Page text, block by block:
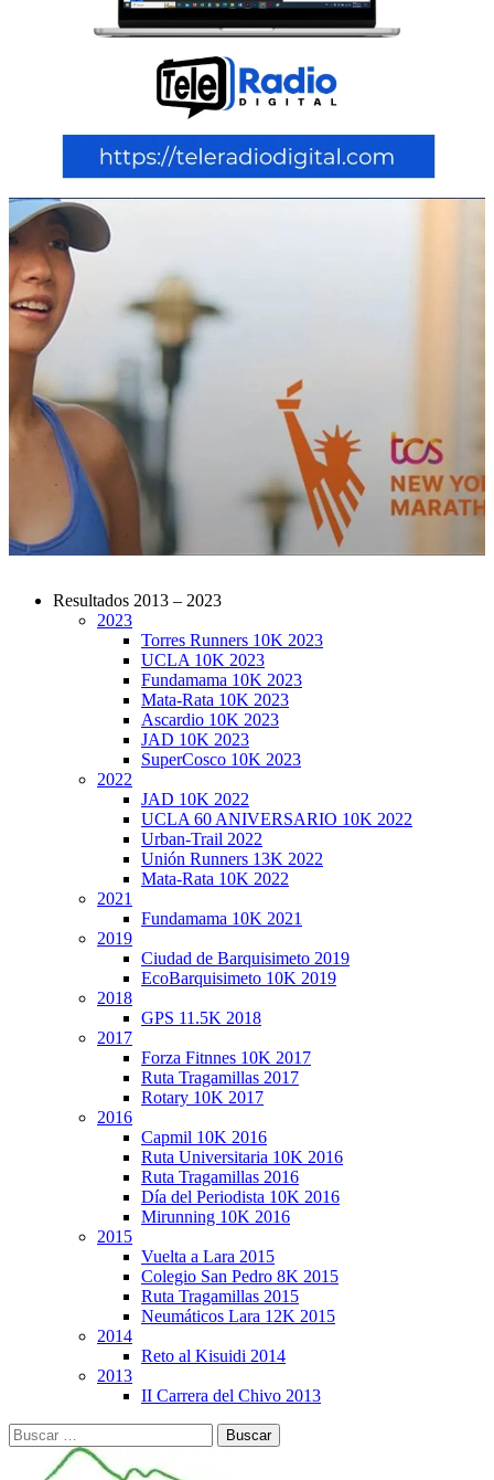
CarreraPro – Organización de eventos
deportivos
Resultados 2013 – 2023
2023
Torres Runners 10K 2023
UCLA 10K 2023
Fundamama 10K 2023
Mata-Rata 10K 2023
Ascardio 10K 2023
JAD 10K 2023
SuperCosco 10K 2023
2022
JAD 10K 2022
UCLA 60 ANIVERSARIO 10K 2022
Urban-Trail 2022
Unión Runners 13K 2022
Mata-Rata 10K 2022
2021
Fundamama 10K 2021
2019
Ciudad de Barquisimeto 2019
EcoBarquisimeto 10K 2019
2018
GPS 11.5K 2018
2017
Forza Fitnnes 10K 2017
Ruta Tragamillas 2017
Rotary 10K 2017
2016
Capmil 10K 2016
Ruta Universitaria 10K 2016
Ruta Tragamillas 2016
Día del Periodista 10K 2016
Mirunning 10K 2016
2015
Vuelta a Lara 2015
Colegio San Pedro 8K 2015
Ruta Tragamillas 2015
Neumáticos Lara 12K 2015
2014
Reto al Kisuidi 2014
2013
II Carrera del Chivo 2013
Buscar: